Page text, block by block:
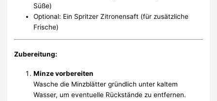
Süße)
Optional: Ein Spritzer Zitronensaft (für zusätzliche
Frische)
Zubereitung:
Minze vorbereiten
Wasche die Minzblätter gründlich unter kaltem
Wasser, um eventuelle Rückstände zu entfernen.